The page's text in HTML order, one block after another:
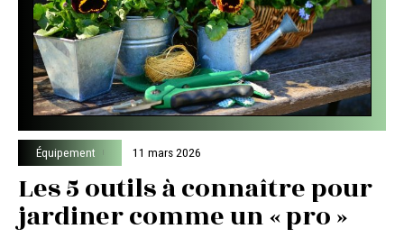
Équipement 11 mars 2026
Les 5 outils à connaître pour
jardiner comme un « pro »